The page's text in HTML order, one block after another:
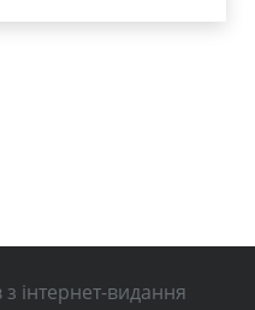
інтернет-видання